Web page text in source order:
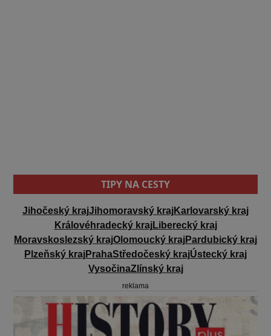
TIPY NA CESTY
Jihočeský krajJihomoravský krajKarlovarský kraj
Královéhradecký krajLiberecký kraj
Moravskoslezský krajOlomoucký krajPardubický kraj
Plzeňský krajPrahaStředočeský krajÚstecký kraj
VysočinaZlínský kraj
reklama